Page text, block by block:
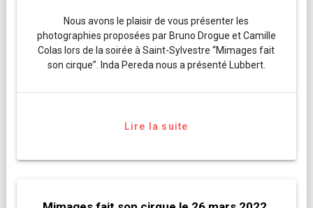
Nous avons le plaisir de vous présenter les
photographies proposées par Bruno Drogue et Camille
Colas lors de la soirée à Saint-Sylvestre “Mimages fait
son cirque”. Inda Pereda nous a présenté Lubbert.
Lire la suite